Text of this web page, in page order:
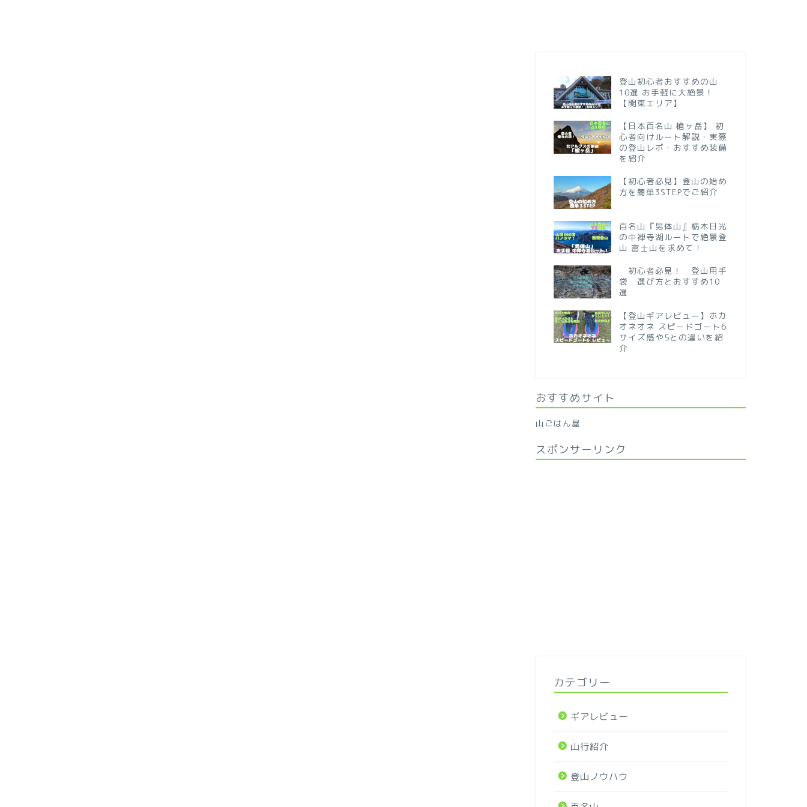
登山初心者おすすめの山
10選 お手軽に大絶景！
【関東エリア】
【日本百名山 槍ヶ岳】 初
心者向けルート解説・実際
の登山レポ・おすすめ装備
を紹介
【初心者必見】登山の始め
方を簡単3STEPでご紹介
百名山『男体山』栃木日光
の中禅寺湖ルートで絶景登
山 富士山を求めて！
初心者必見！ 登山用手
袋 選び方とおすすめ10
選
【登山ギアレビュー】ホカ
オネオネ スピードゴート6
サイズ感や5との違いを紹
介
おすすめサイト
山ごはん屋
スポンサーリンク
カテゴリー
ギアレビュー
山行紹介
登山ノウハウ